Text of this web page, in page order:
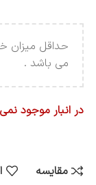
می باشد .
در انبار موجود
مقایسه